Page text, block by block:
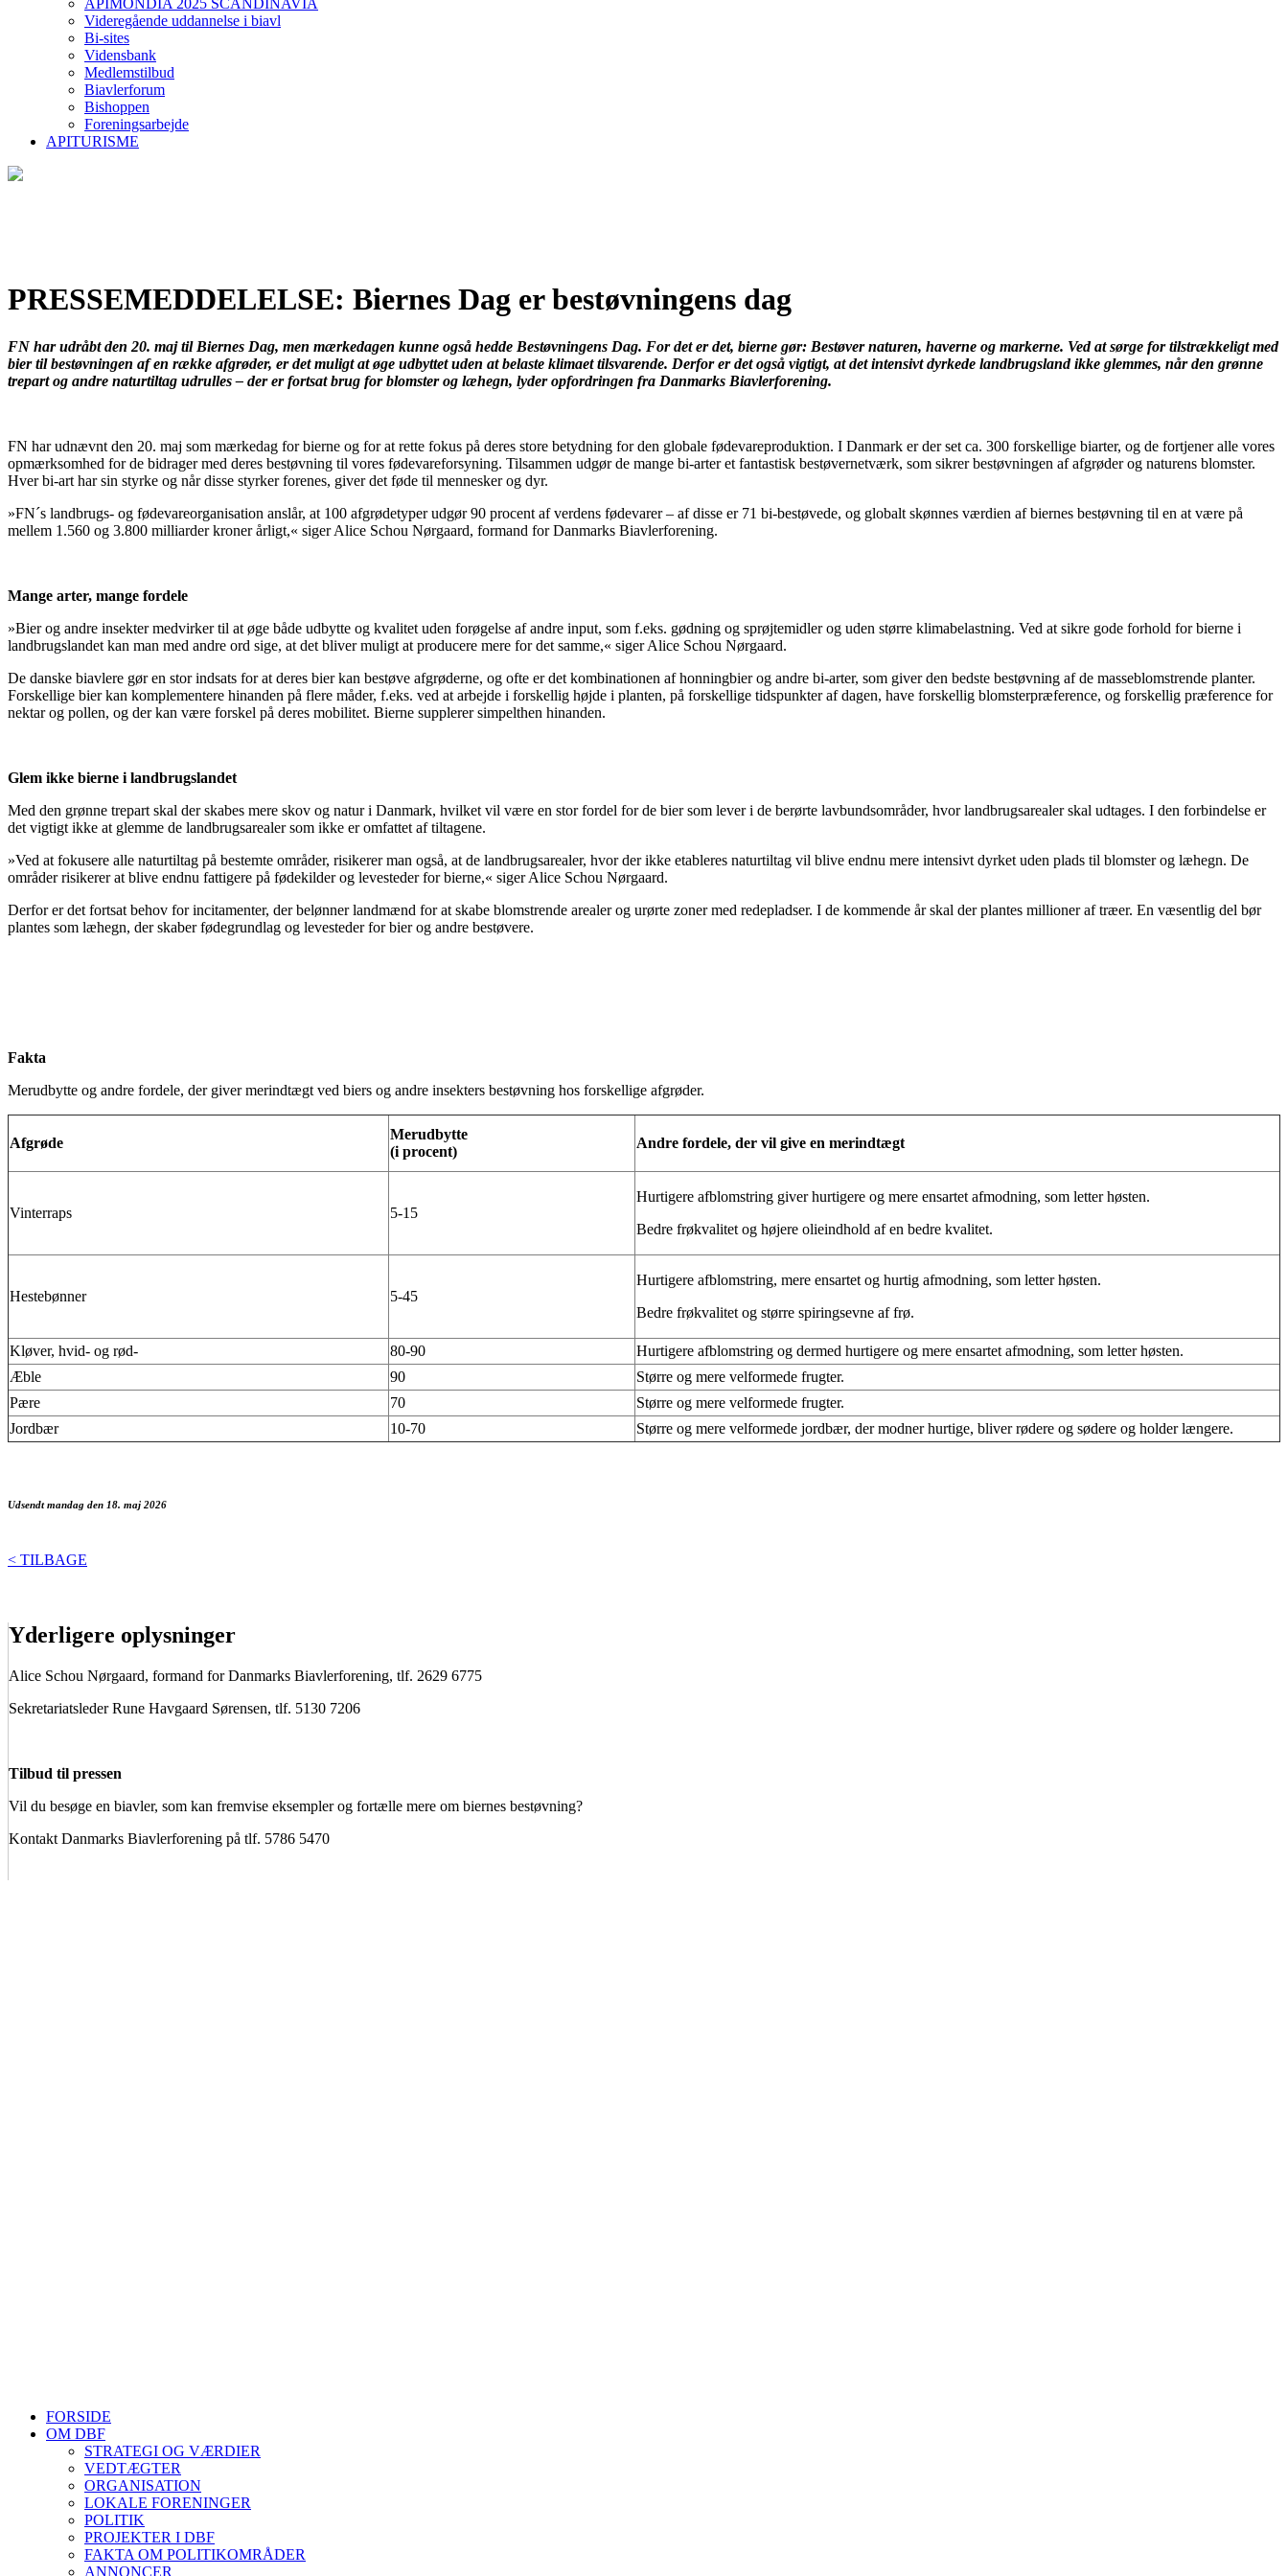
APIMONDIA 2025 SCANDINAVIA
Videregående uddannelse i biavl
Bi-sites
Vidensbank
Medlemstilbud
Biavlerforum
Bishoppen
Foreningsarbejde
APITURISME
PRESSEMEDDELELSE: Biernes Dag er bestøvningens dag
FN har udråbt den 20. maj til Biernes Dag, men mærkedagen kunne også hedde Bestøvningens Dag. For det er det, bierne gør: Bestøver naturen, haverne og markerne. Ved at sørge for tilstrækkeligt med
bier til bestøvningen af en række afgrøder, er det muligt at øge udbyttet uden at belaste klimaet tilsvarende. Derfor er det også vigtigt, at det intensivt dyrkede landbrugsland ikke glemmes, når den grønne
trepart og andre naturtiltag udrulles – der er fortsat brug for blomster og læhegn, lyder opfordringen fra Danmarks Biavlerforening.
FN har udnævnt den 20. maj som mærkedag for bierne og for at rette fokus på deres store betydning for den globale fødevareproduktion. I Danmark er der set ca. 300 forskellige biarter, og de fortjener alle vores
opmærksomhed for de bidrager med deres bestøvning til vores fødevareforsyning. Tilsammen udgør de mange bi-arter et fantastisk bestøvernetværk, som sikrer bestøvningen af afgrøder og naturens blomster.
Hver bi-art har sin styrke og når disse styrker forenes, giver det føde til mennesker og dyr.
»FN´s landbrugs- og fødevareorganisation anslår, at 100 afgrødetyper udgør 90 procent af verdens fødevarer – af disse er 71 bi-bestøvede, og globalt skønnes værdien af biernes bestøvning til en at være på
mellem 1.560 og 3.800 milliarder kroner årligt,« siger Alice Schou Nørgaard, formand for Danmarks Biavlerforening.
Mange arter, mange fordele
»Bier og andre insekter medvirker til at øge både udbytte og kvalitet uden forøgelse af andre input, som f.eks. gødning og sprøjtemidler og uden større klimabelastning. Ved at sikre gode forhold for bierne i
landbrugslandet kan man med andre ord sige, at det bliver muligt at producere mere for det samme,« siger Alice Schou Nørgaard.
De danske biavlere gør en stor indsats for at deres bier kan bestøve afgrøderne, og ofte er det kombinationen af honningbier og andre bi-arter, som giver den bedste bestøvning af de masseblomstrende planter.
Forskellige bier kan komplementere hinanden på flere måder, f.eks. ved at arbejde i forskellig højde i planten, på forskellige tidspunkter af dagen, have forskellig blomsterpræference, og forskellig præference for
nektar og pollen, og der kan være forskel på deres mobilitet. Bierne supplerer simpelthen hinanden.
Glem ikke bierne i landbrugslandet
Med den grønne trepart skal der skabes mere skov og natur i Danmark, hvilket vil være en stor fordel for de bier som lever i de berørte lavbundsområder, hvor landbrugsarealer skal udtages. I den forbindelse er
det vigtigt ikke at glemme de landbrugsarealer som ikke er omfattet af tiltagene.
»Ved at fokusere alle naturtiltag på bestemte områder, risikerer man også, at de landbrugsarealer, hvor der ikke etableres naturtiltag vil blive endnu mere intensivt dyrket uden plads til blomster og læhegn. De
områder risikerer at blive endnu fattigere på fødekilder og levesteder for bierne,« siger Alice Schou Nørgaard.
Derfor er det fortsat behov for incitamenter, der belønner landmænd for at skabe blomstrende arealer og urørte zoner med redepladser. I de kommende år skal der plantes millioner af træer. En væsentlig del bør
plantes som læhegn, der skaber fødegrundlag og levesteder for bier og andre bestøvere.
Fakta
Merudbytte og andre fordele, der giver merindtægt ved biers og andre insekters bestøvning hos forskellige afgrøder.
Afgrøde
Merudbytte
(i procent)
Andre fordele, der vil give en merindtægt
Vinterraps 5-15
Hurtigere afblomstring giver hurtigere og mere ensartet afmodning, som letter høsten.
Bedre frøkvalitet og højere olieindhold af en bedre kvalitet.
Hestebønner 5-45
Hurtigere afblomstring, mere ensartet og hurtig afmodning, som letter høsten.
Bedre frøkvalitet og større spiringsevne af frø.
Kløver, hvid- og rød- 80-90
Hurtigere afblomstring og dermed hurtigere og mere ensartet afmodning, som letter høsten.
Æble
90
Større og mere velformede frugter.
Pære
70
Større og mere velformede frugter.
Jordbær
10-70 Større og mere velformede jordbær, der modner hurtige, bliver rødere og sødere og holder længere.
Udsendt mandag den 18. maj 2026
< TILBAGE
Yderligere oplysninger
Alice Schou Nørgaard, formand for Danmarks Biavlerforening, tlf. 2629 6775
Sekretariatsleder Rune Havgaard Sørensen, tlf. 5130 7206
Tilbud til pressen
Vil du besøge en biavler, som kan fremvise eksempler og fortælle mere om biernes bestøvning?
Kontakt Danmarks Biavlerforening på tlf. 5786 5470
FORSIDE
OM DBF
STRATEGI OG VÆRDIER
VEDTÆGTER
ORGANISATION
LOKALE FORENINGER
POLITIK
PROJEKTER I DBF
FAKTA OM POLITIKOMRÅDER
ANNONCER